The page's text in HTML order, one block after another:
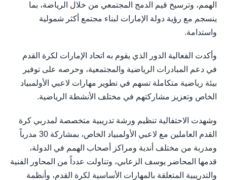
الهمم، وترسيخ قيم الدمج المجتمعي من خلال الرياضة، بما
ينسجم مع رؤية دولة الإمارات لبناء مجتمع أكثر شمولية
واستدامة.
وأكدت الفعالية الدور الذي يقوم به اتحاد الإمارات لكرة القدم
في دعم المبادرات الرياضية والمجتمعية، وحرصه على توفير
بيئة رياضية متكاملة تسهم في تطوير مهارات لاعبي الأولمبياد
الخاص وتعزيز مشاركتهم في مختلف الأنشطة الرياضية.
وشهدت الاحتفالية تنظيم ورشة تدريبية متخصصة لمدربي كرة
القدم العاملين مع لاعبي الأولمبياد الخاص، بمشاركة 30 مدرباً
ومدربة من مختلف أندية ومراكز أصحاب الهمم في الدولة،
قدمها المحاضر يوسف الزعابي، وتناولت عدداً من المحاور الفنية
والتدريبية المتعلقة بالمهارات الأساسية لكرة القدم، وأنظمة